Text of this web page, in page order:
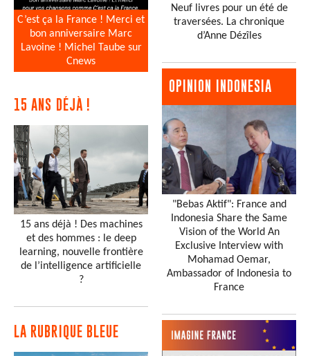
C’est ça la France ! Merci et
bon anniversaire Marc
Lavoine ! Michel Taube sur
Cnews
15 ANS DÉJÀ !
15 ans déjà ! Des machines
et des hommes : le deep
learning, nouvelle frontière
de l’intelligence artificielle
?
LA RUBRIQUE BLEUE
Neuf livres pour un été de
traversées. La chronique
d’Anne Dézîles
OPINION INDONESIA
"Bebas Aktif": France and
Indonesia Share the Same
Vision of the World An
Exclusive Interview with
Mohamad Oemar,
Ambassador of Indonesia to
France